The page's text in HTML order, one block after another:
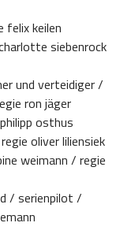
keilen
siebenrock
und verteidiger /
ron jäger
osthus
oliver liliensiek
weimann / regie
/ serienpilot /